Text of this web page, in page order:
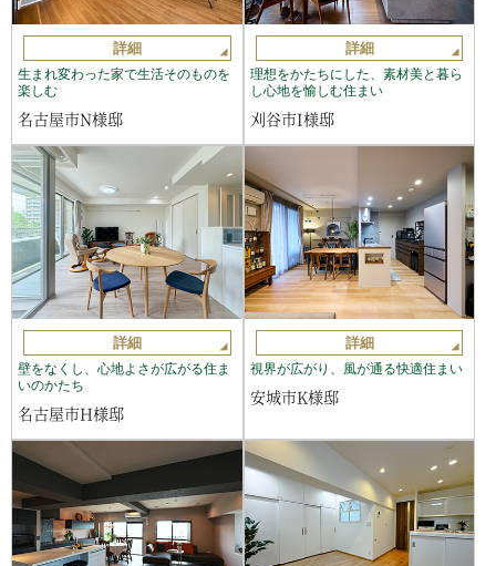
詳細
生まれ変わった家で生活そのものを
楽しむ
名古屋市N様邸
詳細
理想をかたちにした、素材美と暮ら
し心地を愉しむ住まい
刈谷市I様邸
詳細
壁をなくし、心地よさが広がる住ま
いのかたち
名古屋市H様邸
詳細
視界が広がり、風が通る快適住まい
安城市K様邸